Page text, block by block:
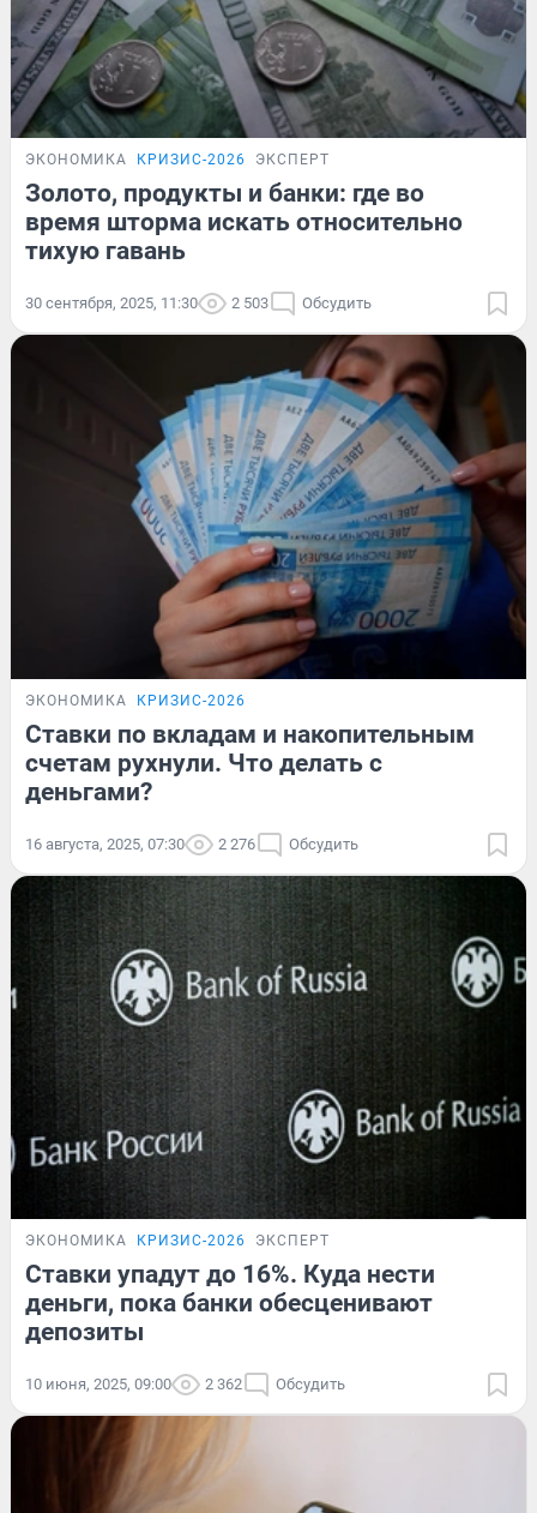
ЭКОНОМИКА КРИЗИС-2026 ЭКСПЕРТ
Золото, продукты и банки: где во
время шторма искать относительно
тихую гавань
30 сентября, 2025, 11:30 2 503 Обсудить
ЭКОНОМИКА КРИЗИС-2026
Ставки по вкладам и накопительным
счетам рухнули. Что делать с
деньгами?
16 августа, 2025, 07:30 2 276 Обсудить
ЭКОНОМИКА КРИЗИС-2026 ЭКСПЕРТ
Ставки упадут до 16%. Куда нести
деньги, пока банки обесценивают
депозиты
10 июня, 2025, 09:00 2 362 Обсудить